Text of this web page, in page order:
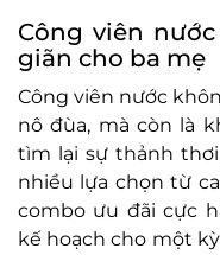
Công viên nước
giãn cho ba mẹ
Công viên nước kh
nôđùa, mà còn là
tìm lại sự thảnh th
nhiều lựa chọn từ
combo ưu đãi cực
kế hoạch cho một